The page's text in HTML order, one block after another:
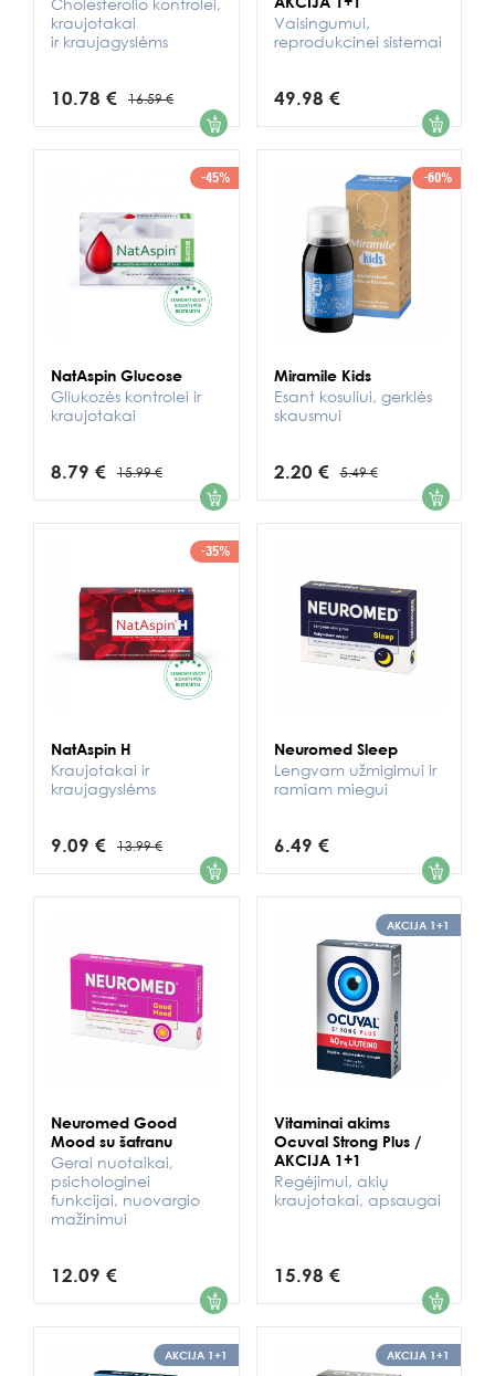
Cholesterolio kontrolei,
kraujotakai
ir kraujagyslėms
10.78 € 16.59 € 1
Vaisingumui,
reprodukcinei sistemai
49.98 € 1
-45%
NatAspin Glucose
Gliukozės kontrolei ir
kraujotakai
8.79 € 15.99 € 1
-60%
Miramile Kids
Esant kosuliui, gerklės
skausmui
2.20 € 5.49 € 1
-35%
NatAspin H
Kraujotakai ir
kraujagyslėms
9.09 € 13.99 € 1
Neuromed Sleep
Lengvam užmigimui ir
ramiam miegui
6.49 € 1
Neuromed Good
Mood su šafranu
Gerai nuotaikai,
psichologinei
funkcijai, nuovargio
mažinimui
12.09 € 1
AKCIJA 1+1
Vitaminai akims
Ocuval Strong Plus /
AKCIJA 1+1
Regėjimui, akių
kraujotakai, apsaugai
15.98 € 1
AKCIJA 1+1 AKCIJA 1+1